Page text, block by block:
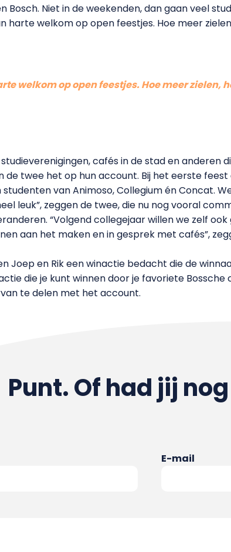
Bosch. Niet in de weekenden, dan gaan veel
harte welkom op open feestjes. Hoe meer
welkom op open feestjes. Hoe meer zielen,
cafés in de stad en anderen
de twee het op hun account. Bij het eerste
van Animoso, Collegium én Concat.
leuk”, zeggen de twee, die nu nog vooral
“Volgend collegejaar willen we zelf
aan het maken en in gesprek met cafés”,
Joep en Rik een winactie bedacht die de
die je kunt winnen door je favoriete
te delen met het account.
Punt. Of had jij
E-mail